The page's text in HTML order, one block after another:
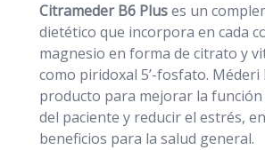
Citrameder B6 Pluses un
dietético que incorpora en cada
magnesio en forma de citrato y
como piridoxal 5’-fosfato. Méderi
producto para mejorar la función
del paciente y reducir el estrés,
beneficios para la salud general.